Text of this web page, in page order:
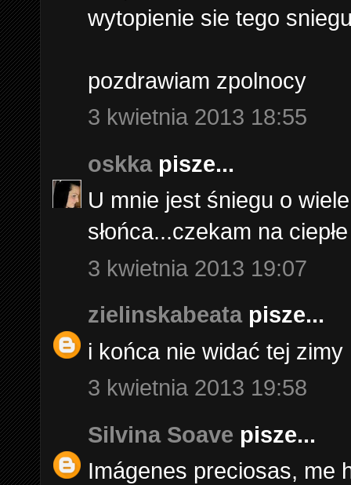
wytopienie sie tego
pozdrawiam zpolnocy
3 kwietnia 2013 18:55
oskkapisze...
U mnie jest śniegu o
słońca...czekam na
3 kwietnia 2013 19:07
zielinskabeatapisze...
i końca nie widać tej zimy
3 kwietnia 2013 19:58
Silvina Soave pisze...
Imágenes preciosas, me